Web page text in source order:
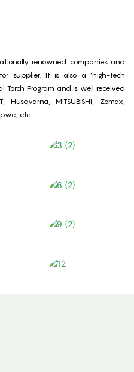
renowned companies and
supplier. It is also a "high-tech
Program and is well received
MITSUBISHI, Zomax,
etc.